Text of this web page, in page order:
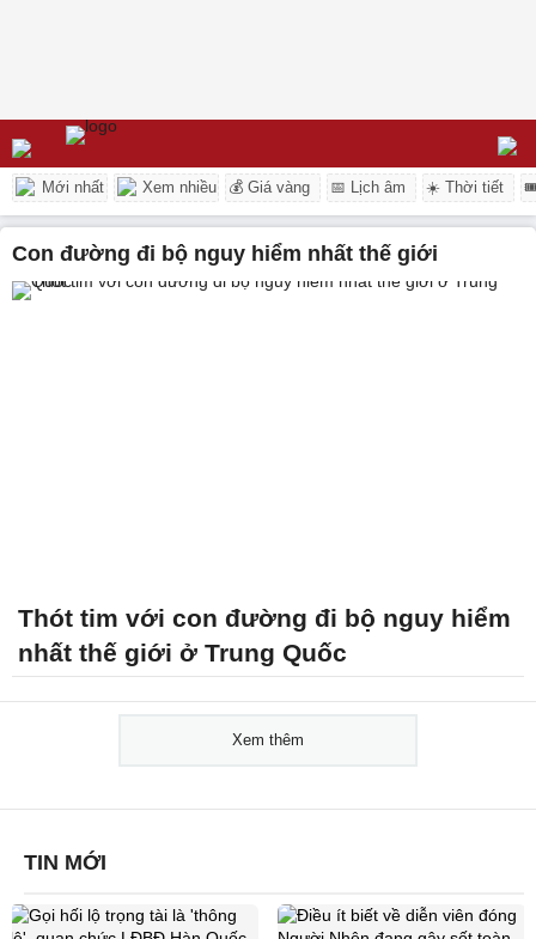
Mới nhất Xem nhiều 💰 Giá vàng 📅 Lịch âm ☀️ Thời tiết
Con đường đi bộ nguy hiểm nhất thế giới
Thót tim với con đường đi bộ nguy hiểm
nhất thế giới ở Trung Quốc
Xem thêm
TIN MỚI